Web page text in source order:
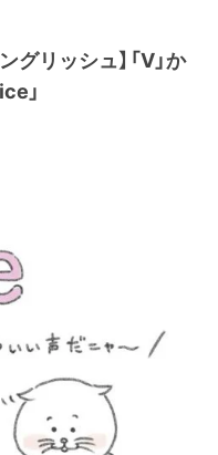
グリッシュ】「V」か
」